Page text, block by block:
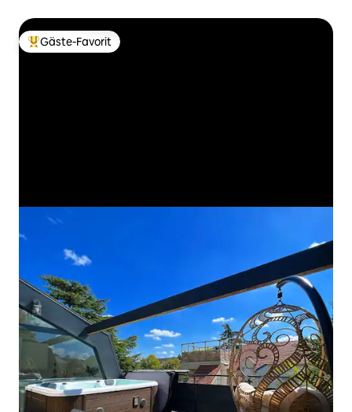
Beliebter Gäste-Favorit.
Gäste-Favorit